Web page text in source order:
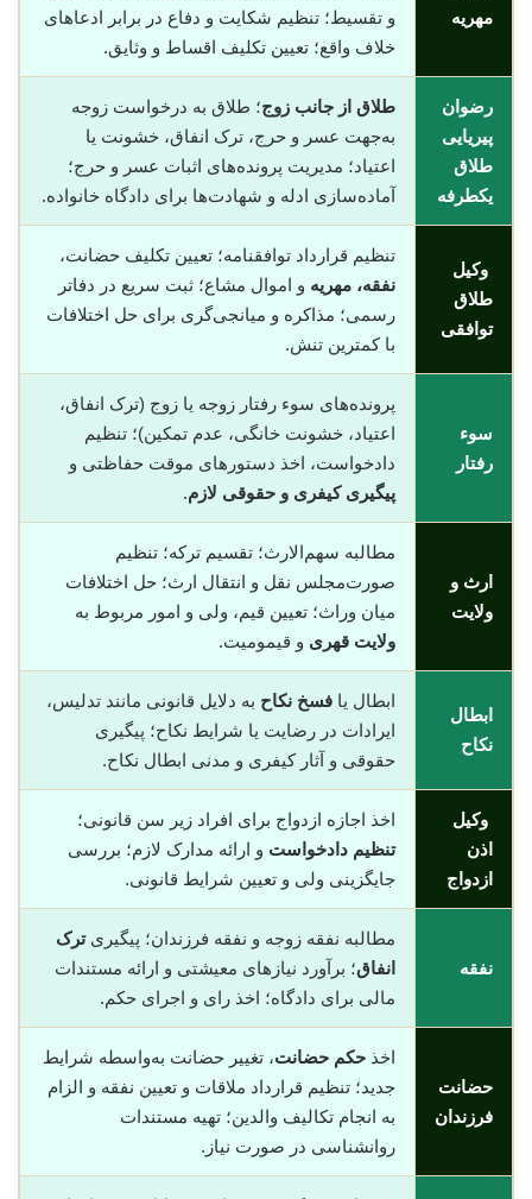
مهریه
و تقسیط؛ تنظیم شکایت و دفاع در برابر ادعاهای
خلاف واقع؛ تعیین تکلیف اقساط و وثایق.
رضوان
پیریایی
طلاق
یکطرفه
طلاق از جانب زوج؛ طلاق به درخواست زوجه
به‌جهت عسر و حرج، ترک انفاق، خشونت یا
اعتیاد؛ مدیریت پرونده‌های اثبات عسر و حرج؛
آماده‌سازی ادله و شهادت‌ها برای دادگاه خانواده.
وکیل
طلاق
توافقی
تنظیم قرارداد توافقنامه؛ تعیین تکلیف حضانت،
نفقه، مهریه و اموال مشاع؛ ثبت سریع در دفاتر
رسمی؛ مذاکره و میانجی‌گری برای حل اختلافات
با کمترین تنش.
سوء
رفتار
پرونده‌های سوء رفتار زوجه یا زوج (ترک انفاق،
اعتیاد، خشونت خانگی، عدم تمکین)؛ تنظیم
دادخواست، اخذ دستورهای موقت حفاظتی و
پیگیری کیفری و حقوقی لازم.
ارث و
ولایت
مطالبه سهم‌الارث؛ تقسیم ترکه؛ تنظیم
صورت‌مجلس نقل و انتقال ارث؛ حل اختلافات
میان وراث؛ تعیین قیم، ولی و امور مربوط به
ولایت قهری و قیمومیت.
ابطال
نکاح
ابطال یا فسخ نکاح به دلایل قانونی مانند تدلیس،
ایرادات در رضایت یا شرایط نکاح؛ پیگیری
حقوقی و آثار کیفری و مدنی ابطال نکاح.
وکیل
اذن
ازدواج
اخذ اجازه ازدواج برای افراد زیر سن قانونی؛
تنظیم دادخواست و ارائه مدارک لازم؛ بررسی
جایگزینی ولی و تعیین شرایط قانونی.
نفقه
مطالبه نفقه زوجه و نفقه فرزندان؛ پیگیریترک
انفاق؛ برآورد نیازهای معیشتی و ارائه مستندات
مالی برای دادگاه؛ اخذ رای و اجرای حکم.
حضانت
فرزندان
اخذ حکم حضانت، تغییر حضانت به‌واسطه شرایط
جدید؛ تنظیم قرارداد ملاقات و تعیین نفقه و الزام
به انجام تکالیف والدین؛ تهیه مستندات
روانشناسی در صورت نیاز.